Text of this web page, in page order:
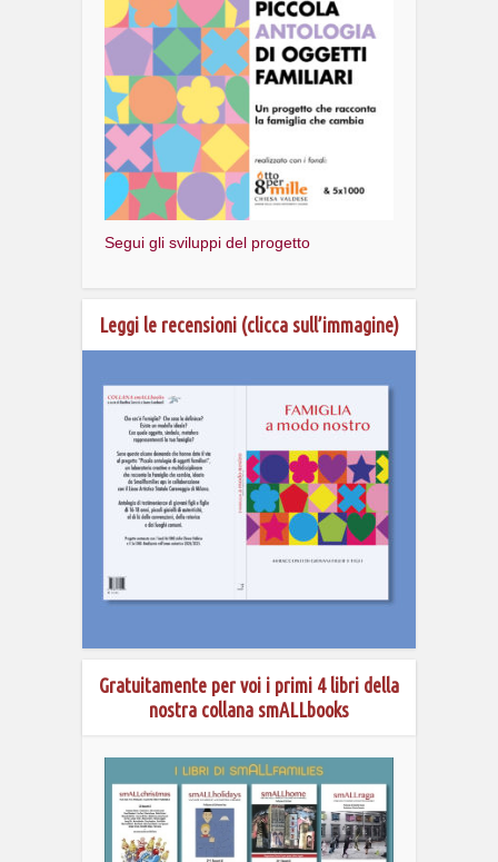
Segui gli sviluppi del progetto
Leggi le recensioni (clicca sull’immagine)
Gratuitamente per voi i primi 4 libri della
nostra collana smALLbooks